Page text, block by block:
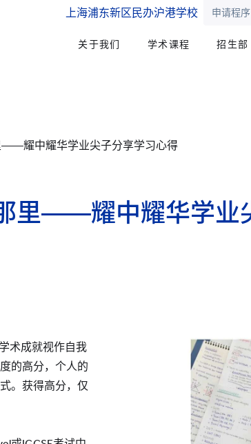
上海浦东新区民办沪港学校 申请程序
关于我们 学术课程 招生部
——耀中耀华学业尖子分享学习心得
里——耀中耀华学业
术成就视作自我
的高分，个人的
。获得高分，仅